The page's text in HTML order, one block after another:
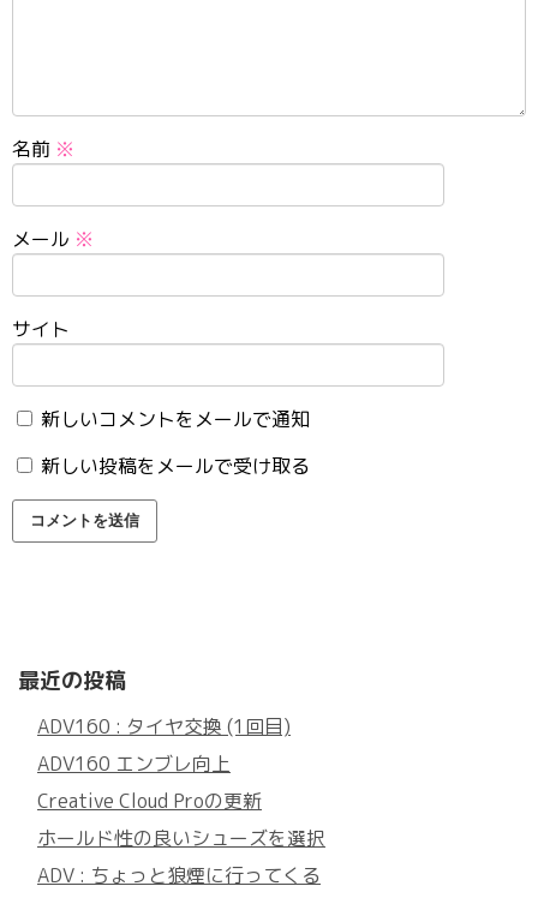
名前 ※
メール ※
サイト
新しいコメントをメールで通知
新しい投稿をメールで受け取る
最近の投稿
ADV160 : タイヤ交換 (1回目)
ADV160 エンブレ向上
Creative Cloud Proの更新
ホールド性の良いシューズを選択
ADV : ちょっと狼煙に行ってくる